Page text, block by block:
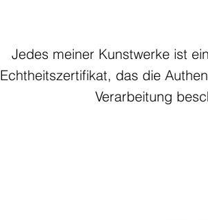
Jedes meiner Kunstwerke ist
Echtheitszertifikat, das die
Verarbeitung